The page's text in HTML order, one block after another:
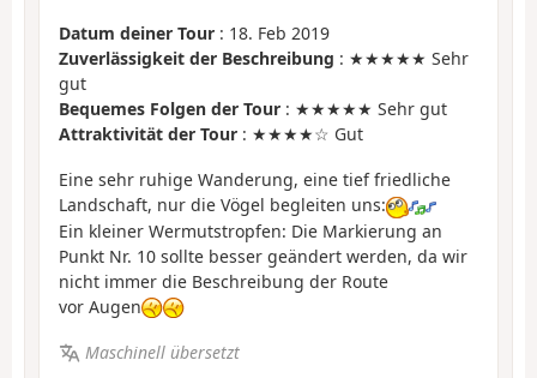
Datum deiner Tour : 18. Feb 2019
Zuverlässigkeit der Beschreibung : ★★★★★ Sehr
gut
Bequemes Folgen der Tour : ★★★★★ Sehr gut
Attraktivität der Tour : ★★★★☆ Gut
Eine sehr ruhige Wanderung, eine tief friedliche
Landschaft, nur die Vögel begleiten uns:
Ein kleiner Wermutstropfen: Die Markierung an
Punkt Nr. 10 sollte besser geändert werden, da wir
nicht immer die Beschreibung der Route
vor Augen
Maschinell übersetzt